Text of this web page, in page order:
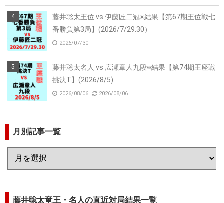
藤井聡太王位 vs 伊藤匠二冠※結果【第67期王位戦七
番勝負第3局】(2026/7/29.30）
2026/07/30
藤井聡太名人 vs 広瀬章人九段※結果【第74期王座戦
挑決T】(2026/8/5)
2026/08/06 2026/08/06
月別記事一覧
藤井聡太竜王・名人の直近対局結果一覧